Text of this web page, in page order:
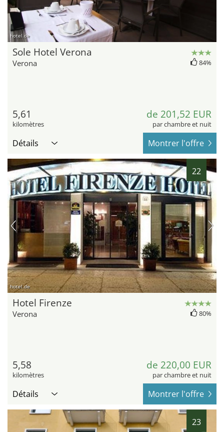
hotel.de
Sole Hotel Verona
Verona 84%
5,61
kilomètres
de 201,52 EUR
par chambre et nuit
Détails Montrer l'offre
22
hotel.de
Hotel Firenze
Verona 80%
5,58
kilomètres
de 220,00 EUR
par chambre et nuit
Détails Montrer l'offre
23